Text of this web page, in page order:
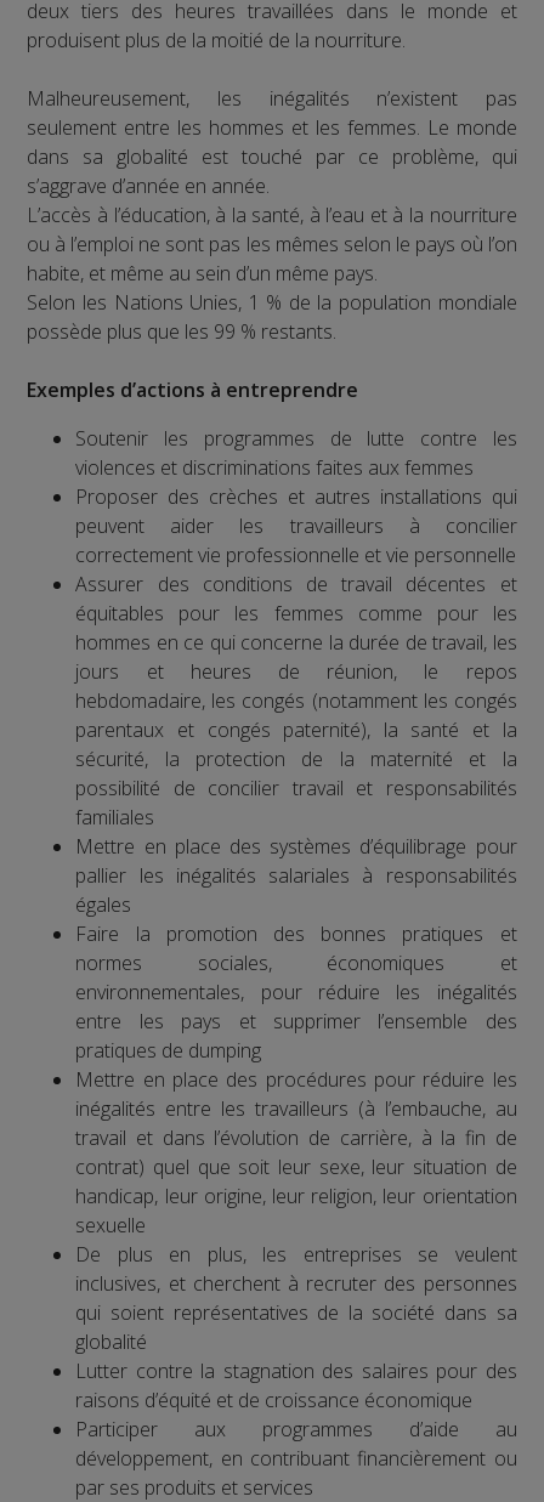
deux tiers des heures travaillées dans le monde et
produisent plus de la moitié de la nourriture.
Malheureusement, les inégalités n’existent pas
seulement entre les hommes et les femmes. Le monde
dans sa globalité est touché par ce problème, qui
s’aggrave d’année en année.
L’accès à l’éducation, à la santé, à l’eau et à la nourriture
ou à l’emploi ne sont pas les mêmes selon le pays où l’on
habite, et même au sein d’un même pays.
Selon les Nations Unies, 1 % de la population mondiale
possède plus que les 99 % restants.
Exemples d’actions à entreprendre
Soutenir les programmes de lutte contre les
violences et discriminations faites aux femmes
Proposer des crèches et autres installations qui
peuvent aider les travailleurs à concilier
correctement vie professionnelle et vie personnelle
Assurer des conditions de travail décentes et
équitables pour les femmes comme pour les
hommes en ce qui concerne la durée de travail, les
jours et heures de réunion, le repos
hebdomadaire, les congés (notamment les congés
parentaux et congés paternité), la santé et la
sécurité, la protection de la maternité et la
possibilité de concilier travail et responsabilités
familiales
Mettre en place des systèmes d’équilibrage pour
pallier les inégalités salariales à responsabilités
égales
Faire la promotion des bonnes pratiques et
normes sociales, économiques et
environnementales, pour réduire les inégalités
entre les pays et supprimer l’ensemble des
pratiques de dumping
Mettre en place des procédures pour réduire les
inégalités entre les travailleurs (à l’embauche, au
travail et dans l’évolution de carrière, à la fin de
contrat) quel que soit leur sexe, leur situation de
handicap, leur origine, leur religion, leur orientation
sexuelle
De plus en plus, les entreprises se veulent
inclusives, et cherchent à recruter des personnes
qui soient représentatives de la société dans sa
globalité
Lutter contre la stagnation des salaires pour des
raisons d’équité et de croissance économique
Participer aux programmes d’aide au
développement, en contribuant financièrement ou
par ses produits et services